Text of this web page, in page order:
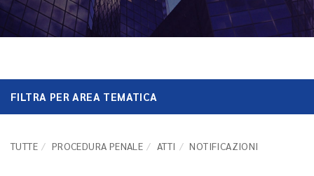
FILTRA PER AREA TEMATICA
TUTTE PROCEDURA PENALE ATTI NOTIFICAZIONI